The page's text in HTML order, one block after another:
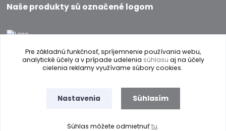
Naše produkty sú označené logom
Prevádzkovateľ internetového obchodu si vyhradzuje právo na zmenu
textu a obrázkov bez predchádzajúceho upozornenia. Obrázky môžu byť
Pre základnú funkčnosť, spríjemnenie používania webu,
analytické účely a v prípade udelenia súhlasu aj na účely
cielenia reklamy využívame súbory cookies.
Nastavenia Súhlasím
Súhlas môžete odmietnuťtu.